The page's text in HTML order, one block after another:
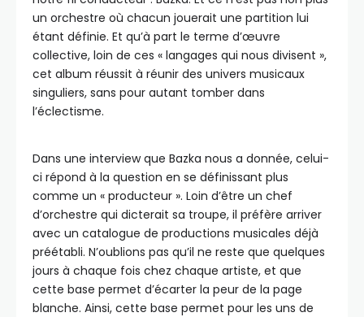
un orchestre où chacun jouerait une partition lui
étant définie. Et qu’à part le terme d’œuvre
collective, loin de ces « langages qui nous divisent »,
cet album réussit à réunir des univers musicaux
singuliers, sans pour autant tomber dans
l’éclectisme.
Dans une interview que Bazka nous a donnée, celui-
ci répond à la question en se définissant plus
comme un « producteur ». Loin d’être un chef
d’orchestre qui dicterait sa troupe, il préfère arriver
avec un catalogue de productions musicales déjà
préétabli. N’oublions pas qu’il ne reste que quelques
jours à chaque fois chez chaque artiste, et que
cette base permet d’écarter la peur de la page
blanche. Ainsi, cette base permet pour les uns de